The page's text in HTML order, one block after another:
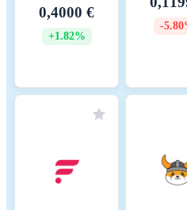
0,4000 €
+1.82%
-